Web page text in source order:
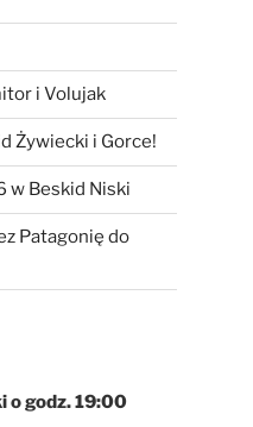
i Volujak
Żywiecki i Gorce!
w Beskid Niski
Patagonię do
o godz. 19:00